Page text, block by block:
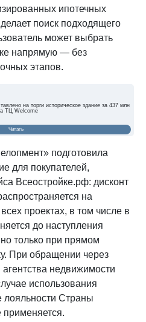
ипотечных
поиск подходящего
может выбрать
напрямую — без
этапов.
на торги историческое здание за 437 млн
ТЦ Welcome
Читать
подготовила
для покупателей,
Всеостройке.рф: дисконт
на
проектах, в том числе в
до наступления
только при прямом
При обращении через
недвижимости
использования
лояльности Страны
применяется.